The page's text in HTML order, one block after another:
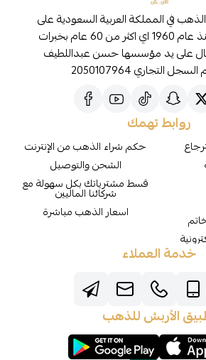
في المملكة العربية السعودية على
مستوى الخليج منذ عام 1960 اي اكثر من 60 عام بخبرات
على يد مؤسسها حسن عبداللطيف
التجاري 2050107964
روابط تهمك
حكم شراء الذهب من الإنترنت
الشحن والتوصيل
قسط مشترياتك بكل سهولة مع
شركائنا الماليين
اسعار الذهب مباشرة
خدمة العملاء
الأربش للذهب